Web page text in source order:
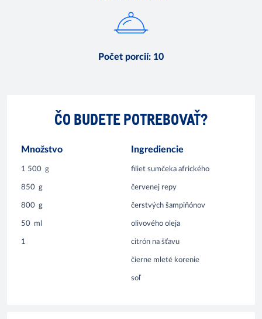
Počet porcií: 10
ČO BUDETE POTREBOVAŤ?
Množstvo Ingrediencie
1 500 g filiet sumčeka afrického
850 g červenej repy
800 g čerstvých šampiňónov
50 ml olivového oleja
1 citrón na šťavu
čierne mleté korenie
soľ